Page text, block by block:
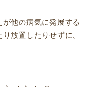
他の病気に発展する
放置したりせずに、